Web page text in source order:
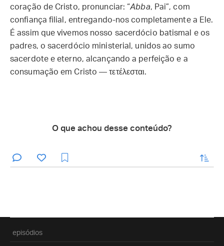
coração de Cristo, pronunciar: “Abba, Pai”, com
confiança filial, entregando-nos completamente a Ele.
É assim que vivemos nosso sacerdócio batismal e os
padres, o sacerdócio ministerial, unidos ao sumo
sacerdote e eterno, alcançando a perfeição e a
consumação em Cristo — τετέλεσται.
O que achou desse conteúdo?
enviar
episódios